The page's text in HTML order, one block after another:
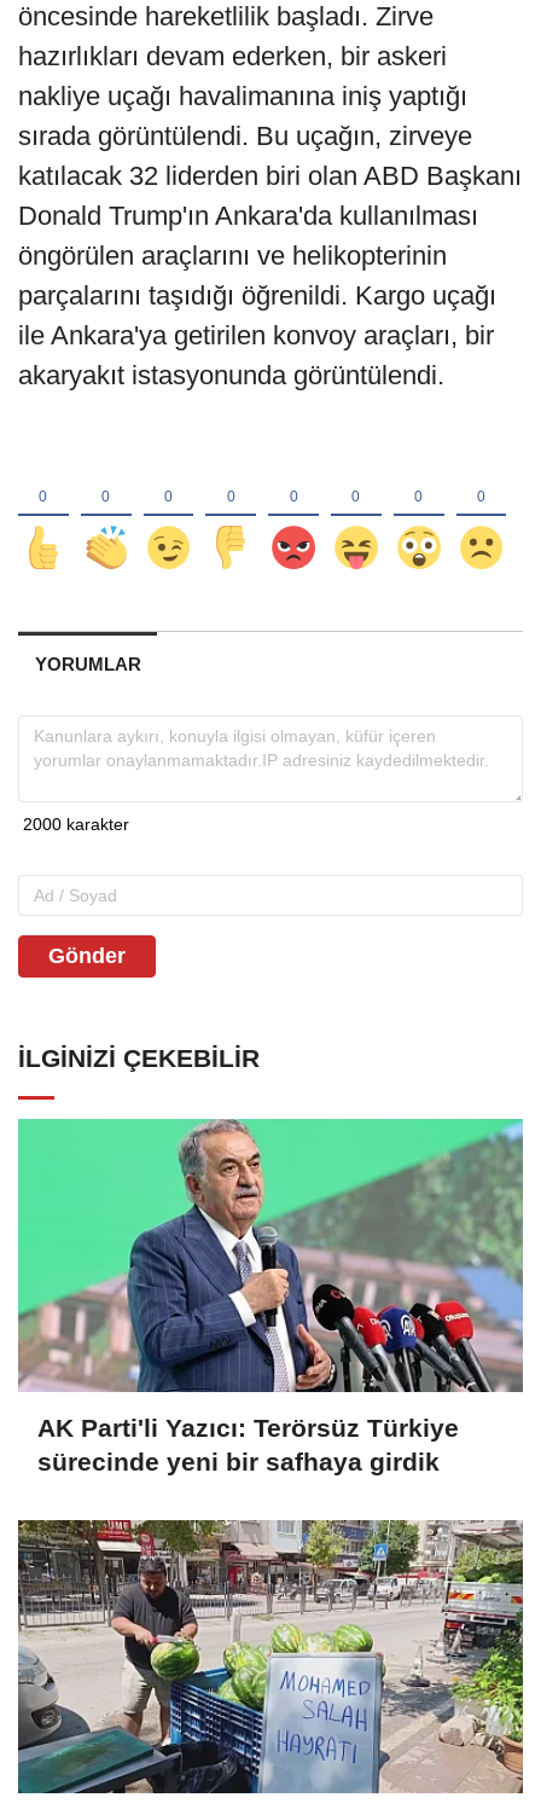
öncesinde hareketlilik başladı. Zirve
hazırlıkları devam ederken, bir askeri
nakliye uçağı havalimanına iniş yaptığı
sırada görüntülendi. Bu uçağın, zirveye
katılacak 32 liderden biri olan ABD Başkanı
Donald Trump'ın Ankara'da kullanılması
öngörülen araçlarını ve helikopterinin
parçalarını taşıdığı öğrenildi. Kargo uçağı
ile Ankara'ya getirilen konvoy araçları, bir
akaryakıt istasyonunda görüntülendi.
YORUMLAR
Gönder
İLGINIZI ÇEKEBILIR
AK Parti'li Yazıcı: Terörsüz Türkiye
sürecinde yeni bir safhaya girdik